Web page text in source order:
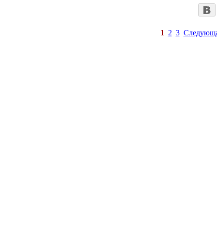
1 2 3